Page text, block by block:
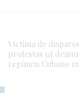
Víctima de
protestas 11J
regímen Cubano